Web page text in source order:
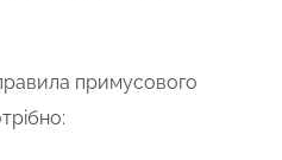
примусового